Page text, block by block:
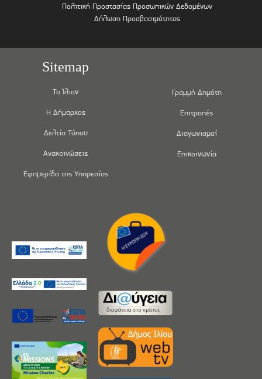
Πολιτική Προστασίας Προσωπικών Δεδομένων
Δήλωση Προσβασιμότητας
Sitemap
Το Ίλιον
Η Δήμαρχος
Δελτία Τύπου
Ανακοινώσεις
Εφημερίδα της Υπηρεσίας
Γραμμή Δημότη
Επιτροπές
Διαγωνισμοί
Επικοινωνία